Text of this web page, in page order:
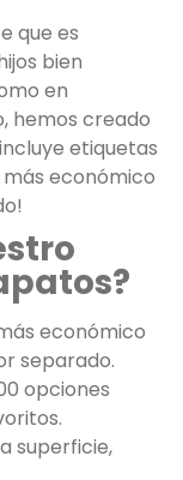
que es
bien
en
hemos creado
etiquetas
más económico
económico
separado.
opciones
superficie,